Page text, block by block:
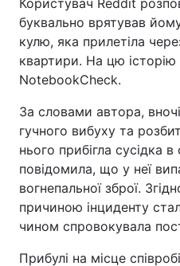
Користувач Reddit
буквально врятував
кулю, яка прилетіла
квартири. На цю історію
NotebookCheck.
За словами автора,
гучного вибуху та
нього прибігла сусідка
повідомила, що у неї
вогнепальної зброї.
причиною інциденту
чином спровокувала
Прибулі на місце